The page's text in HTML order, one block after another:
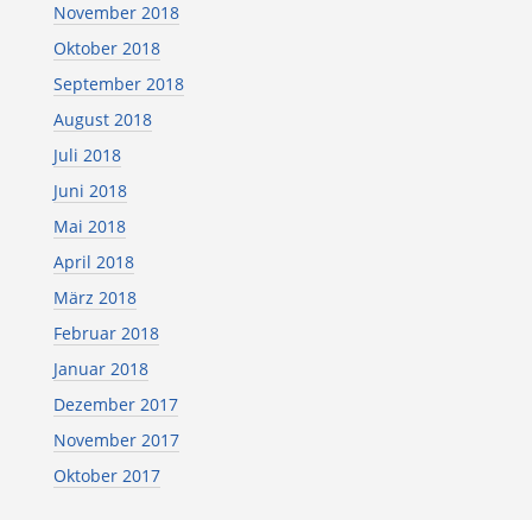
November 2018
Oktober 2018
September 2018
August 2018
Juli 2018
Juni 2018
Mai 2018
April 2018
März 2018
Februar 2018
Januar 2018
Dezember 2017
November 2017
Oktober 2017